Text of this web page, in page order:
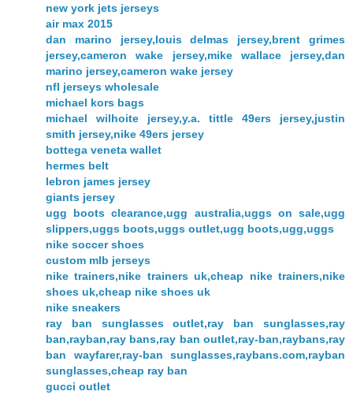
new york jets jerseys
air max 2015
dan marino jersey,louis delmas jersey,brent grimes
jersey,cameron wake jersey,mike wallace jersey,dan
marino jersey,cameron wake jersey
nfl jerseys wholesale
michael kors bags
michael wilhoite jersey,y.a. tittle 49ers jersey,justin
smith jersey,nike 49ers jersey
bottega veneta wallet
hermes belt
lebron james jersey
giants jersey
ugg boots clearance,ugg australia,uggs on sale,ugg
slippers,uggs boots,uggs outlet,ugg boots,ugg,uggs
nike soccer shoes
custom mlb jerseys
nike trainers,nike trainers uk,cheap nike trainers,nike
shoes uk,cheap nike shoes uk
nike sneakers
ray ban sunglasses outlet,ray ban sunglasses,ray
ban,rayban,ray bans,ray ban outlet,ray-ban,raybans,ray
ban wayfarer,ray-ban sunglasses,raybans.com,rayban
sunglasses,cheap ray ban
gucci outlet